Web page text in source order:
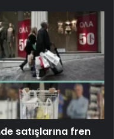
satışlarına fren